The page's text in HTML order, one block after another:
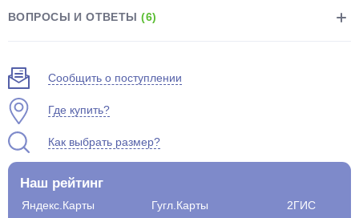
ВОПРОСЫ И ОТВЕТЫ(6)
Сообщить о поступлении
Где купить?
Как выбрать размер?
Наш рейтинг
Яндекс.Карты
Гугл.Карты
2ГИС